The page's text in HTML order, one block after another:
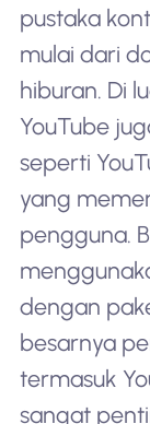
pustaka
mulai dari
hiburan. Di
YouTube
seperti
yang
pengguna.
dengan
besarnya
termasuk
sangat